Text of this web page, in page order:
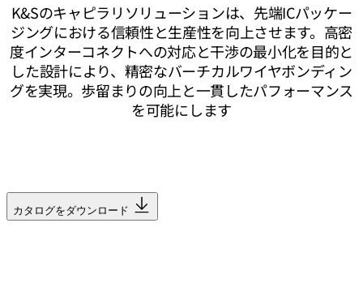
K&Sのキャピラリソリューションは、先端ICパッケー
ジングにおける信頼性と生産性を向上させます。高密
度インターコネクトへの対応と干渉の最小化を目的と
した設計により、精密なバーチカルワイヤボンディン
グを実現。歩留まりの向上と一貫したパフォーマンス
を可能にします
カタログをダウンロード